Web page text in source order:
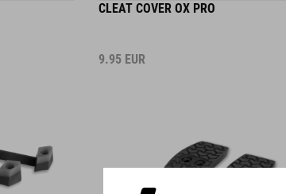
CLEAT COVER OX PRO
9.95 EUR